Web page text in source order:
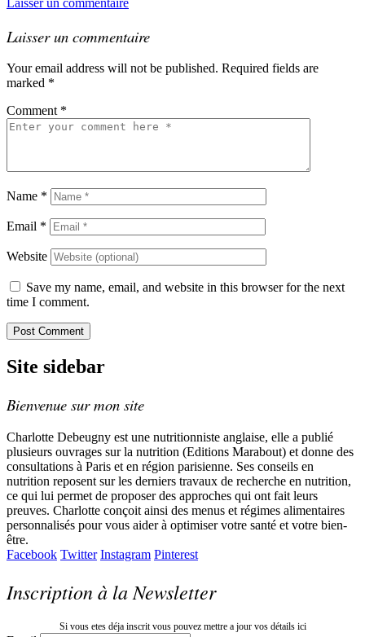
Laisser un commentaire
Your email address will not be published. Required fields are
marked *
Comment *
Name *
Email *
Website
Save my name, email, and website in this browser for the next
time I comment.
Site sidebar
Bienvenue sur mon site
Charlotte Debeugny est une nutritionniste anglaise, elle a publié
plusieurs ouvrages sur la nutrition (Editions Marabout) et donne des
consultations à Paris et en région parisienne. Ses conseils en
nutrition reposent sur les derniers travaux de recherche en nutrition,
ce qui lui permet de proposer des approches qui ont fait leurs
preuves. Charlotte conçoit ainsi des menus et régimes alimentaires
personnalisés pour vous aider à optimiser votre santé et votre bien-
être.
Facebook Twitter Instagram Pinterest
Inscription à la Newsletter
Si vous etes déja inscrit vous pouvez mettre a jour vos détails ici